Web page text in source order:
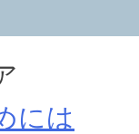
には